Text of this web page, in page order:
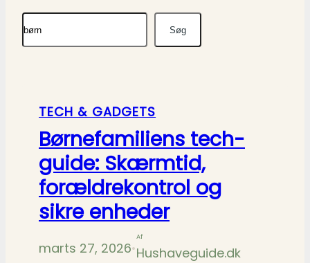
Søg Søg
TECH & GADGETS
Børnefamiliens tech-
guide: Skærmtid,
forældrekontrol og
sikre enheder
marts 27, 2026•
Af
Hushaveguide.dk